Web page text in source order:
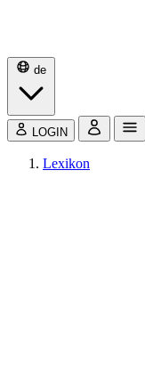
de
LOGIN
Lexikon